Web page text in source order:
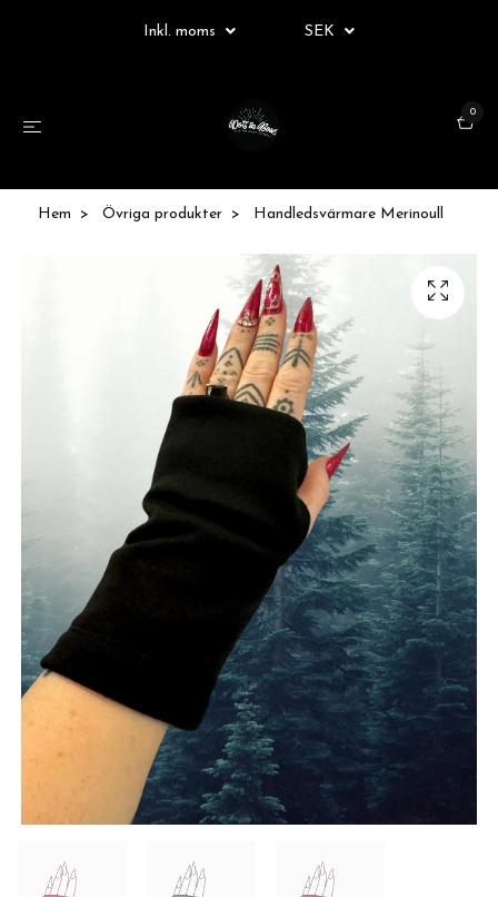
Inkl. moms SEK
0
Hem Övriga produkter Handledsvärmare Merinoull